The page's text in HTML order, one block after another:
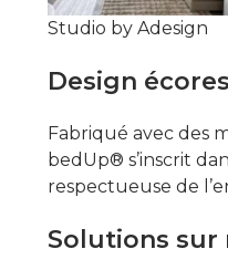
Studio by Adesign
Design
Fabriqué avec des
bedUp® s’inscrit
respectueuse de
Solutions sur